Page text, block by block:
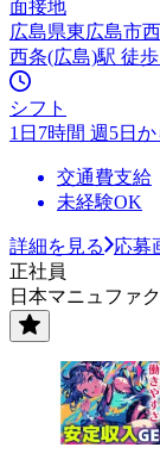
面接地
広島県東広島市
西条(広島)駅 徒
シフト
1日7時間 週5日
交通費支給
未経験OK
詳細を見る
応募
正社員
日本マニュファ